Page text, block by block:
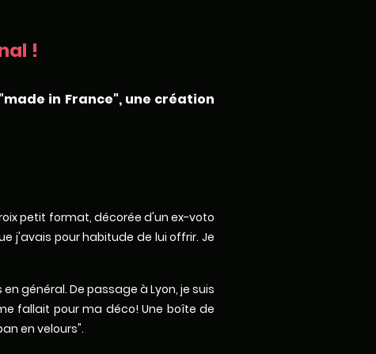
!
in France", une création
petit format, décorée d'un ex-voto
j'avais pour habitude de lui offrir. Je
général. De passage à Lyon, je suis
fallait pour ma déco! Une boîte de
en velours".